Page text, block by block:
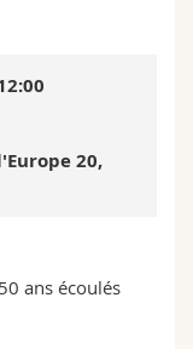
20,
ans écoulés